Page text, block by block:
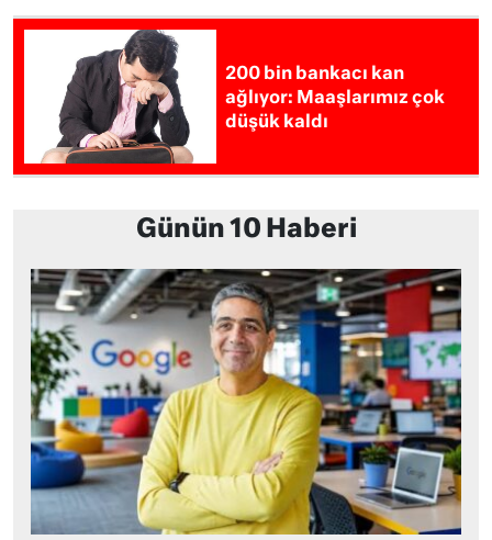
200 bin bankacı kan
ağlıyor: Maaşlarımız çok
düşük kaldı
Günün 10 Haberi